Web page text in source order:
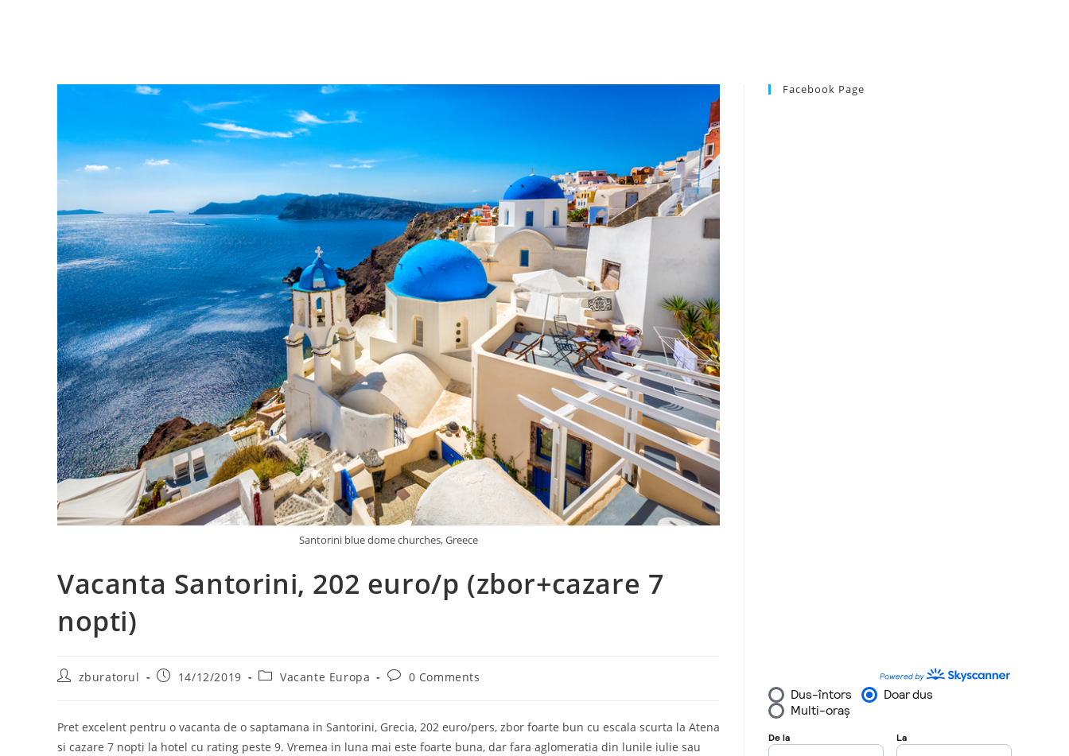
Santorini blue dome churches, Greece
Vacanta Santorini, 202 euro/p (zbor+cazare 7
nopti)
Postzburatorul
Post14/12/2019
PostVacante Europa
Post0 Comments
Pret excelent pentru o vacanta de o saptamana in Santorini, Grecia, 202 euro/pers, zbor foarte bun cu escala scurta la Atena
si cazare 7 nopti la hotel cu rating peste 9. Vremea in luna mai este foarte buna, dar fara aglomeratia din lunile iulie sau
Facebook Page